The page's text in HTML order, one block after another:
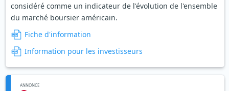
considéré comme un indicateur de l'évolution de l'ensemble
du marché boursier américain.
Fiche d'information
Information pour les investisseurs
ANNONCE